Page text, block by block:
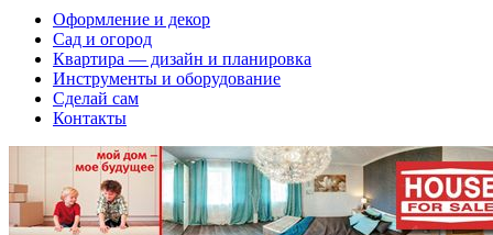
Оформление и декор
Сад и огород
Квартира — дизайн и планировка
Инструменты и оборудование
Сделай сам
Контакты